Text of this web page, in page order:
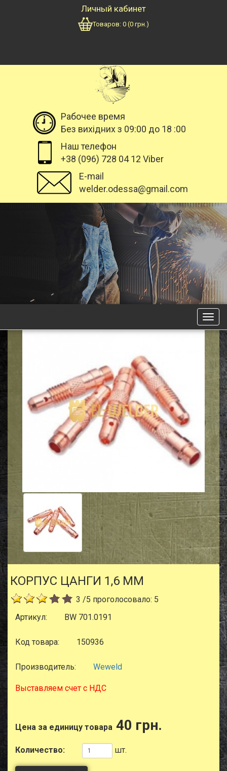
Личный кабинет
Товаров: 0 (0 грн.)
Рабочее время
Без вихідних з 09:00 до 18 :00
Наш телефон
+38 (096) 728 04 12 Viber
E-mail
welder.odessa@gmail.com
КОРПУС ЦАНГИ 1,6 ММ
3 /5 проголосовало: 5
Артикул:
BW 701.0191
Код товара: 150936
Производитель: Weweld
Выставляем счет с НДС
Цена за единицу товара 40 грн.
Количество: шт.